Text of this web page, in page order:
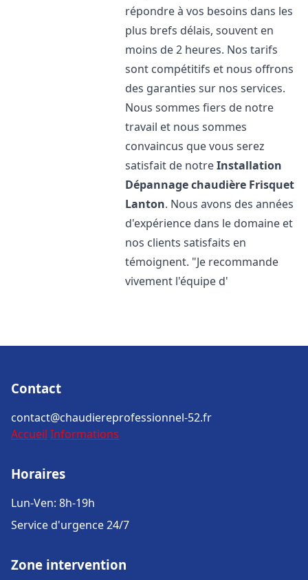
répondre à vos besoins dans les
plus brefs délais, souvent en
moins de 2 heures. Nos tarifs
sont compétitifs et nous offrons
des garanties sur nos services.
Nous sommes fiers de notre
travail et nous sommes
convaincus que vous serez
satisfait de notreInstallation
Dépannage chaudière Frisquet
Lanton. Nous avons des années
d'expérience dans le domaine et
nos clients satisfaits en
témoignent. "Je recommande
vivement l'équipe d'
Contact
contact@chaudiereprofessionnel-52.fr
Accueil Informations
Horaires
Lun-Ven: 8h-19h
Service d'urgence 24/7
Zone intervention